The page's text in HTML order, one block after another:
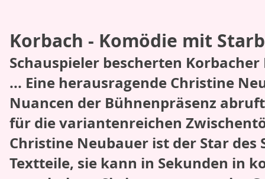
Korbach - Komödie mit
Schauspieler bescherten
... Eine herausragende Christine
Nuancen der Bühnenpräsenz
für die variantenreichen
Christine Neubauer ist der Star
Textteile, sie kann in Sekunden in